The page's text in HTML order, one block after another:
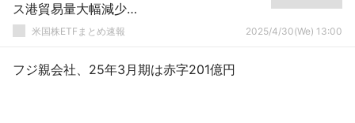
ス港貿易量大幅減少…
米国株ETFまとめ速報 2025/4/30(We) 13:00
フジ親会社、25年3月期は赤字201億円